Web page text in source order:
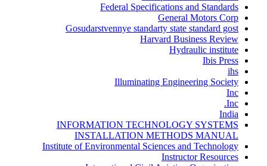
Federal Specifications and Standards
General Motors Corp
Gosudarstvennye standarty state standard gost
Harvard Business Review
Hydraulic institute
Ibis Press
ihs
Illuminating Engineering Society
Inc
Inc.
India
INFORMATION TECHNOLOGY SYSTEMS
INSTALLATION METHODS MANUAL
Institute of Environmental Sciences and Technology
Instructor Resources